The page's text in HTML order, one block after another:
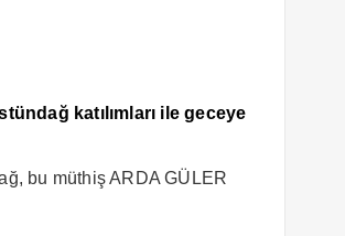
katılımları ile geceye
bu müthiş ARDA GÜLER